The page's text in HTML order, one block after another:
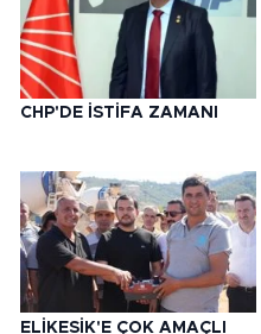
CHP'DE İSTİFA ZAMANI
ELİKESİK'E ÇOK AMAÇLI